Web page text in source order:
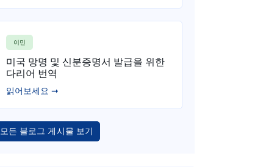
이민
미국 망명 및 신분증명서 발급을 위한
다리어 번역
읽어보세요 ➞
모든 블로그 게시물 보기